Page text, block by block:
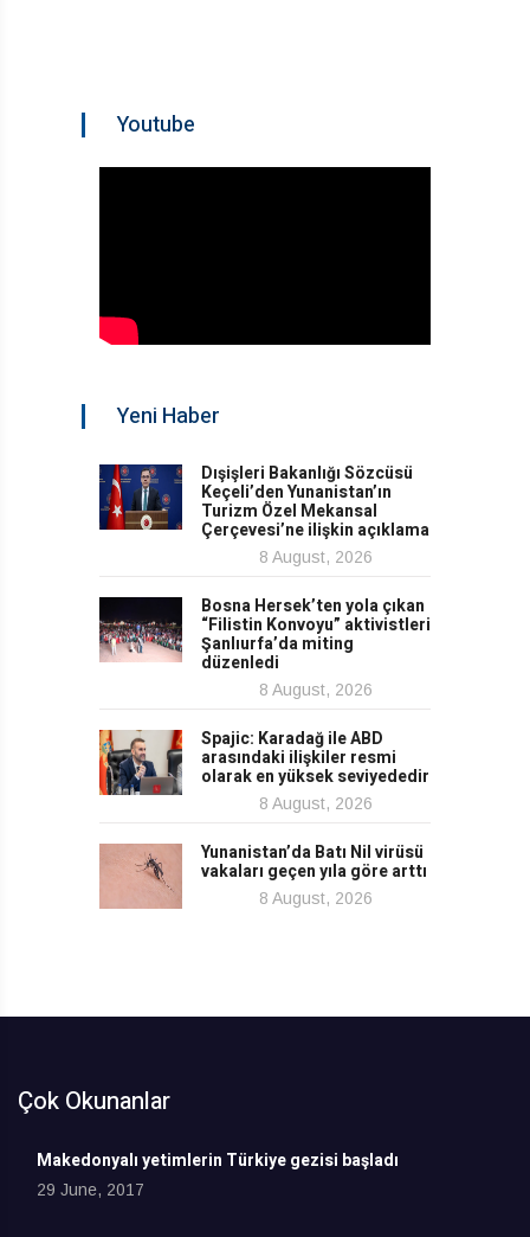
Youtube
Yeni Haber
Dışişleri Bakanlığı Sözcüsü
Keçeli’den Yunanistan’ın
Turizm Özel Mekansal
Çerçevesi’ne ilişkin açıklama
8 August, 2026
Bosna Hersek’ten yola çıkan
“Filistin Konvoyu” aktivistleri
Şanlıurfa’da miting
düzenledi
8 August, 2026
Spajic: Karadağ ile ABD
arasındaki ilişkiler resmi
olarak en yüksek seviyededir
8 August, 2026
Yunanistan’da Batı Nil virüsü
vakaları geçen yıla göre arttı
8 August, 2026
Çok Okunanlar
Makedonyalı yetimlerin Türkiye gezisi başladı
29 June, 2017